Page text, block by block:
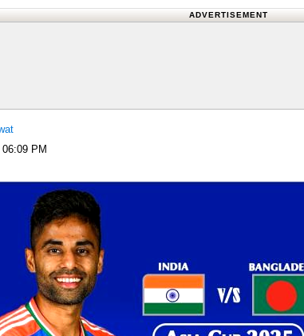
बीच बुधवार, 24 सितंबर को दुबई इंटरनेशनल स्टेडियम
ADVERTISEMENT
PM